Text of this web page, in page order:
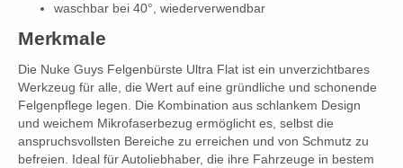
waschbar bei 40°, wiederverwendbar
Merkmale
Die Nuke Guys Felgenbürste Ultra Flat ist ein unverzichtbares
Werkzeug für alle, die Wert auf eine gründliche und schonende
Felgenpflege legen. Die Kombination aus schlankem Design
und weichem Mikrofaserbezug ermöglicht es, selbst die
anspruchsvollsten Bereiche zu erreichen und von Schmutz zu
befreien. Ideal für Autoliebhaber, die ihre Fahrzeuge in bestem